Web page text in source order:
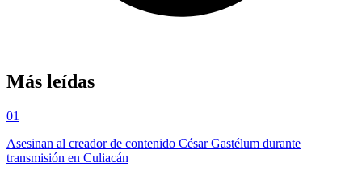
Más leídas
01
Asesinan al creador de contenido César Gastélum durante
transmisión en Culiacán